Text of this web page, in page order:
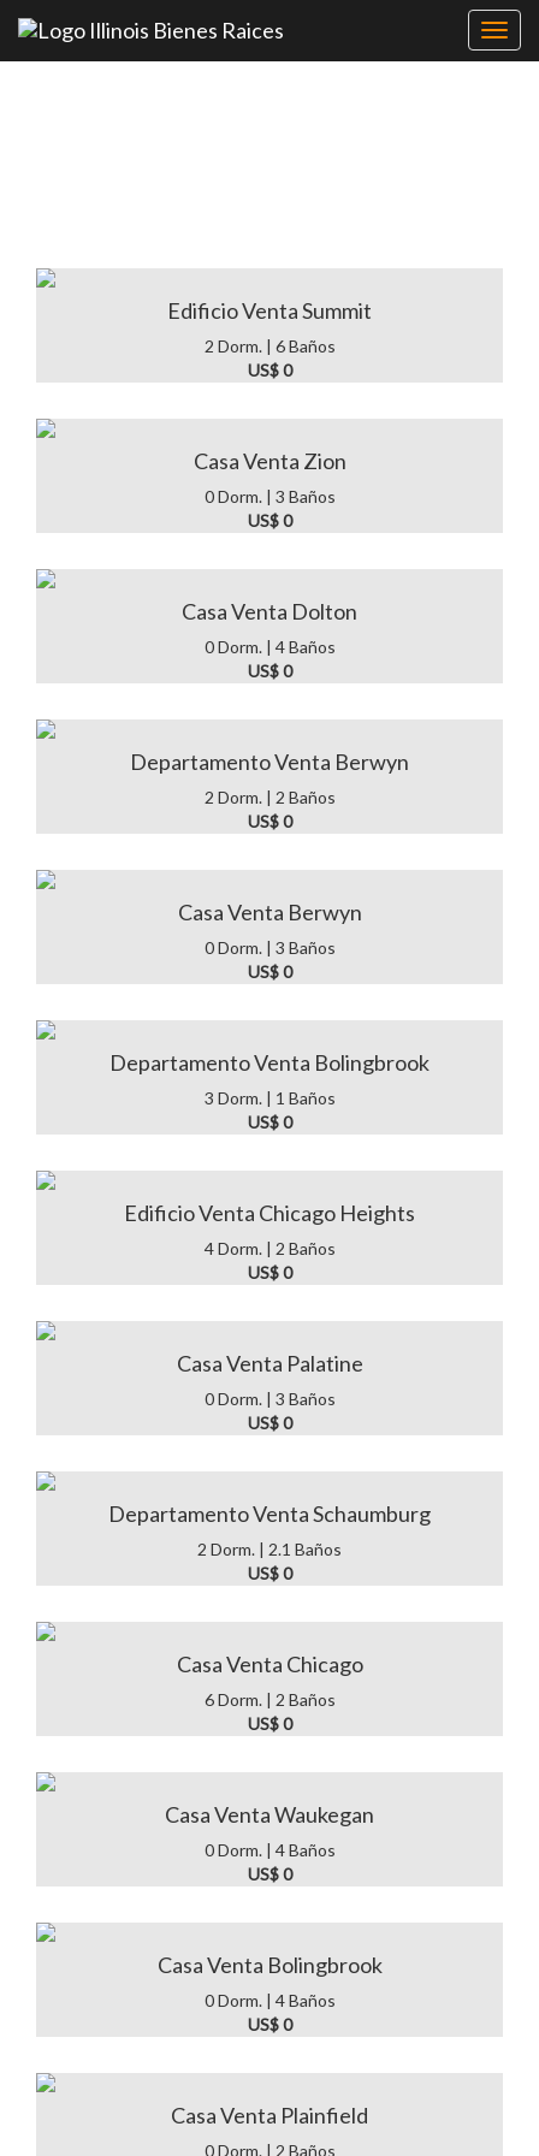
Edificio Venta Summit
2 Dorm. | 6 Baños
US$ 0
Casa Venta Zion
0 Dorm. | 3 Baños
US$ 0
Casa Venta Dolton
0 Dorm. | 4 Baños
US$ 0
Departamento Venta Berwyn
2 Dorm. | 2 Baños
US$ 0
Casa Venta Berwyn
0 Dorm. | 3 Baños
US$ 0
Departamento Venta Bolingbrook
3 Dorm. | 1 Baños
US$ 0
Edificio Venta Chicago Heights
4 Dorm. | 2 Baños
US$ 0
Casa Venta Palatine
0 Dorm. | 3 Baños
US$ 0
Departamento Venta Schaumburg
2 Dorm. | 2.1 Baños
US$ 0
Casa Venta Chicago
6 Dorm. | 2 Baños
US$ 0
Casa Venta Waukegan
0 Dorm. | 4 Baños
US$ 0
Casa Venta Bolingbrook
0 Dorm. | 4 Baños
US$ 0
Casa Venta Plainfield
0 Dorm. | 2 Baños